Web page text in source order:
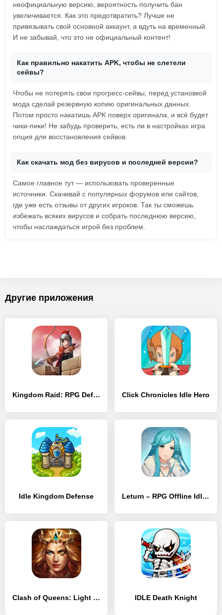
неофициальную версию, вероятность получить бан
увеличивается. Как это предотвратить? Лучше не
привязывать свой основной аккаунт, а вдуть на временный.
И не забывай, что это не официальный контент!
Как правильно накатить APK, чтобы не слетели
сейвы?
Чтобы не потерять свои прогресс-сейвы, перед установкой
мода сделай резервную копию оригинальных данных.
Потом просто накатишь APK поверх оригинала, и всё будет
чики-пики! Не забудь проверить, есть ли в настройках игра
опция для восстановления сейвов.
Как скачать мод без вирусов и последней версии?
Самое главное тут — использовать проверенные
источники. Скачивай с популярных форумов или сайтов,
где уже есть отзывы от других игроков. Так ты сможешь
избежать всяких вирусов и собрать последнюю версию,
чтобы наслаждаться игрой без проблем.
Другие приложения
Kingdom Raid: RPG Defense Click Chronicles Idle Hero
Idle Kingdom Defense Leturn – RPG Offline Idle Defense
Clash of Queens: Light or Darkness IDLE Death Knight